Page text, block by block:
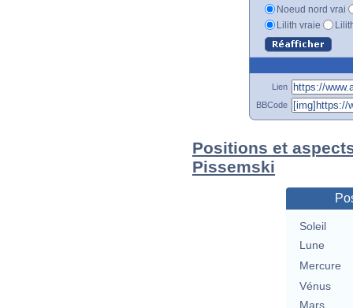
Noeud nord vrai
Lilith vraie
Lien
BBCode
Positions et
Pissemski
Soleil
Lune
Mercure
Vénus
Mars